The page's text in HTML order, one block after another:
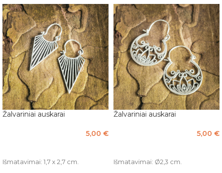
Žalvariniai auskarai
5,00 €
Išmatavimai: 1,7 x 2,7 cm.
Žalvariniai auskarai
5,00 €
Išmatavimai: Ø2,3 cm.